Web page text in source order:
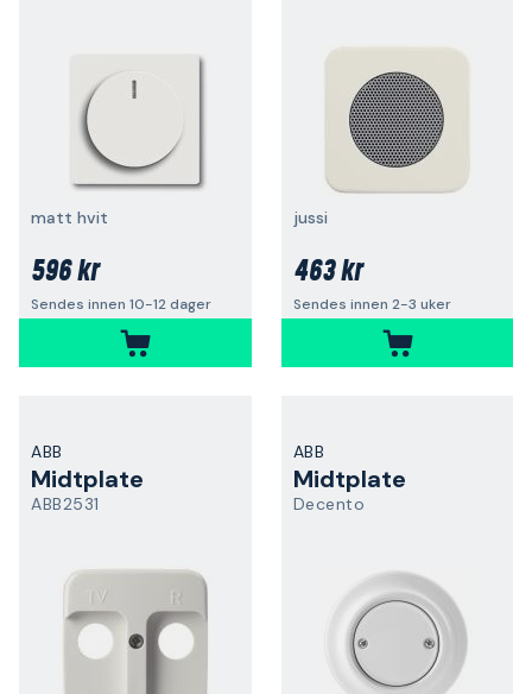
matt hvit
596 kr
Sendes innen 10-12 dager
jussi
463 kr
Sendes innen 2-3 uker
ABB
Midtplate
ABB2531
ABB
Midtplate
Decento